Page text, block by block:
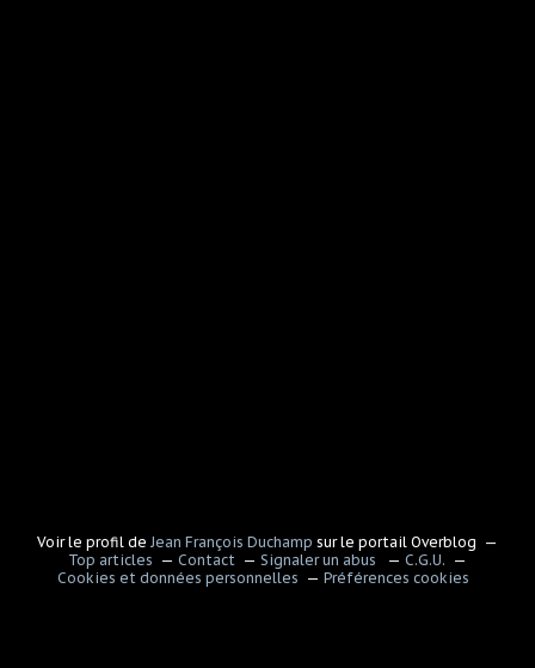
Voir le profil de Jean François Duchamp sur le portail Overblog
Top articles
Contact Signaler un abus
C.G.U.
Cookies et données personnelles
Préférences cookies